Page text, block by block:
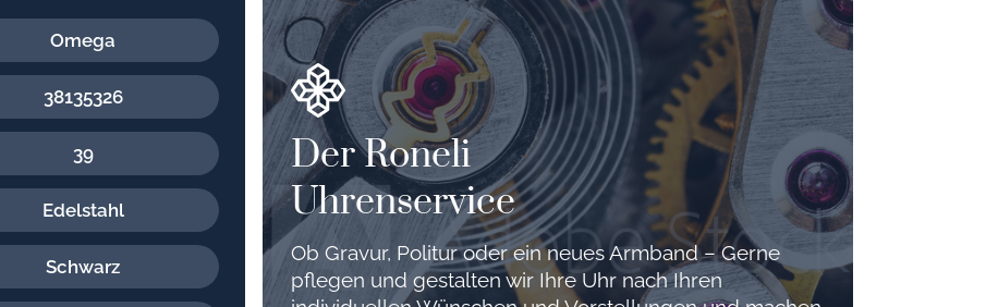
Omega
38135326
39
Edelstahl
Schwarz
Der Roneli
Uhrenservice
Ob Gravur, Politur oder ein neues Armband – Gerne
pflegen und gestalten wir Ihre Uhr nach Ihren